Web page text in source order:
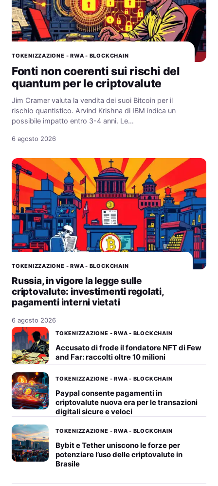
TOKENIZZAZIONE - RWA - BLOCKCHAIN
Fonti non coerenti sui rischi del
quantum per le criptovalute
Jim Cramer valuta la vendita dei suoi Bitcoin per il
rischio quantistico. Arvind Krishna di IBM indica un
possibile impatto entro 3-4 anni. Le…
6 agosto 2026
TOKENIZZAZIONE - RWA - BLOCKCHAIN
Russia, in vigore la legge sulle
criptovalute: investimenti regolati,
pagamenti interni vietati
6 agosto 2026
TOKENIZZAZIONE - RWA - BLOCKCHAIN
Accusato di frode il fondatore NFT di Few
and Far: raccolti oltre 10 milioni
TOKENIZZAZIONE - RWA - BLOCKCHAIN
Paypal consente pagamenti in
criptovalute nuova era per le transazioni
digitali sicure e veloci
TOKENIZZAZIONE - RWA - BLOCKCHAIN
Bybit e Tether uniscono le forze per
potenziare l’uso delle criptovalute in
Brasile